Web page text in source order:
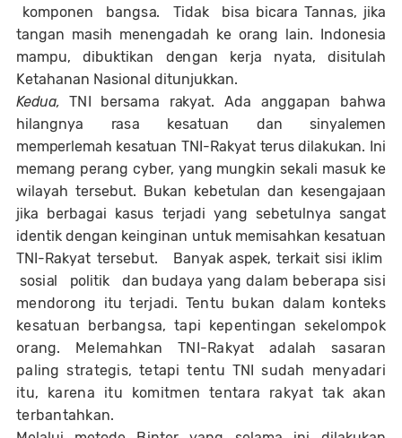
komponen bangsa. Tidak bisa bicara Tannas, jika
tangan masih menengadah ke orang lain. Indonesia
mampu, dibuktikan dengan kerja nyata,disitulah
Ketahanan Nasional ditunjukkan.
Kedua, TNI bersama rakyat. Ada anggapan bahwa
hilangnya rasa kesatuan dan
sinyalemen
memperlemah kesatuan TNI-Rakyat terus dilakukan. Ini
memang perang cyber, yang mungkin sekali masuk ke
wilayah tersebut. Bukan kebetulandan kesengajaan
jika berbagai kasus terjadi yang sebetulnya sangat
identik dengan keinginan untuk memisahkan kesatuan
TNI-Rakyat tersebut.
Banyak aspek, terkait sisi iklim
sosial politik dan budaya yang dalam beberapa sisi
mendorong itu terjadi. Tentu bukan dalam konteks
kesatuan berbangsa, tapi kepentingan sekelompok
orang. Melemahkan TNI-Rakyat adalah sasaran
paling strategis, tetapi tentu TNI sudah menyadari
itu, karena itu komitmen tentara rakyat tak akan
terbantahkan.